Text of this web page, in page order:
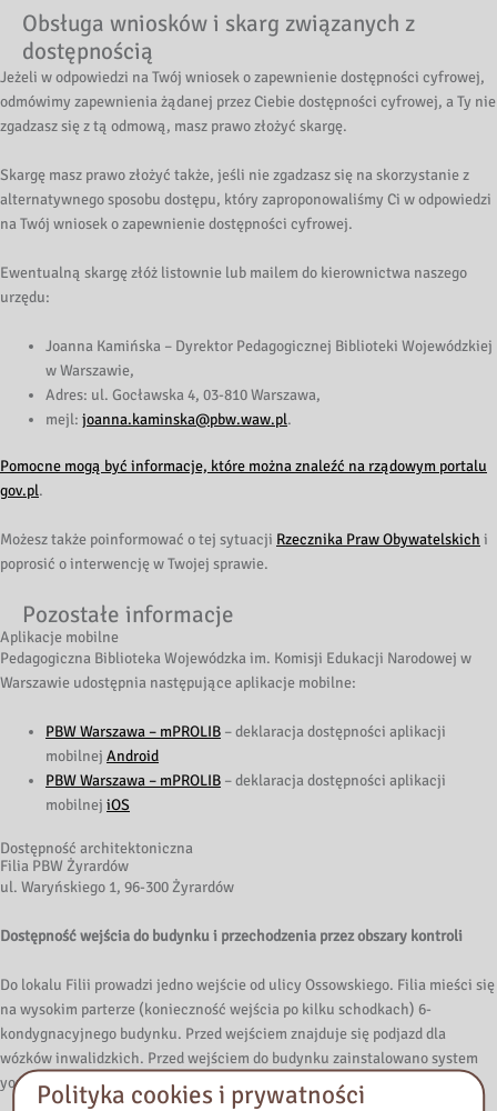
Obsługa wniosków i skarg związanych z
dostępnością
Jeżeli w odpowiedzi na Twój wniosek o zapewnienie dostępności cyfrowej,
odmówimy zapewnienia żądanej przez Ciebie dostępności cyfrowej, a Ty nie
zgadzasz się z tą odmową, masz prawo złożyć skargę.
Skargę masz prawo złożyć także, jeśli nie zgadzasz się na skorzystanie z
alternatywnego sposobu dostępu, który zaproponowaliśmy Ci w odpowiedzi
na Twój wniosek o zapewnienie dostępności cyfrowej.
Ewentualną skargę złóż listownie lub mailem do kierownictwa naszego
urzędu:
Joanna Kamińska – Dyrektor Pedagogicznej Biblioteki Wojewódzkiej
w Warszawie,
Adres: ul. Gocławska 4, 03-810 Warszawa,
mejl:joanna.kaminska@pbw.waw.pl.
Pomocne mogą być informacje, które można znaleźć na rządowym portalu
gov.pl.
Możesz także poinformować o tej sytuacji Rzecznika Praw Obywatelskich i
poprosić o interwencję w Twojej sprawie.
Pozostałe informacje
Aplikacje mobilne
Pedagogiczna Biblioteka Wojewódzka im. Komisji Edukacji Narodowej w
Warszawie udostępnia następujące aplikacje mobilne:
PBW Warszawa – mPROLIB – deklaracja dostępności aplikacji
mobilnejAndroid
PBW Warszawa – mPROLIB – deklaracja dostępności aplikacji
mobilnejiOS
Dostępność architektoniczna
Filia PBW Żyrardów
ul. Waryńskiego 1, 96-300 Żyrardów
Dostępność wejścia do budynku i przechodzenia przez obszary kontroli
Do lokalu Filii prowadzi jedno wejście od ulicy Ossowskiego. Filia mieści się
na wysokim parterze (konieczność wejścia po kilku schodkach) 6-
kondygnacyjnego budynku. Przed wejściem znajduje się podjazd dla
wózków inwalidzkich. Przed wejściem do budynku zainstalowano system
yourway naprowadzający dźwiękowo osoby niewidome i słabowidzące.
Polityka cookies i prywatności